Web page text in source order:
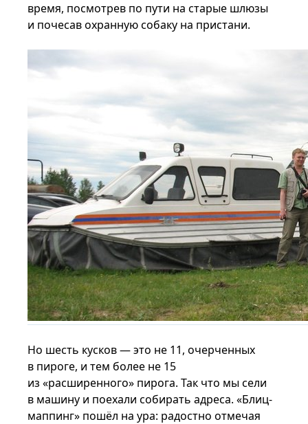
время, посмотрев по пути на старые шлюзы
и почесав охранную собаку на пристани.
Но шесть кусков — это не 11, очерченных
в пироге, и тем более не 15
из «расширенного» пирога. Так что мы сели
в машину и поехали собирать адреса. «Блиц-
маппинг» пошёл на ура: радостно отмечая